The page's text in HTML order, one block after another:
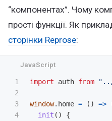
“компонентах”. Чому
прості функції. Як
сторінки Reprose:
1
2
3
4
import auth from "
window. home = () =>
init ()
{